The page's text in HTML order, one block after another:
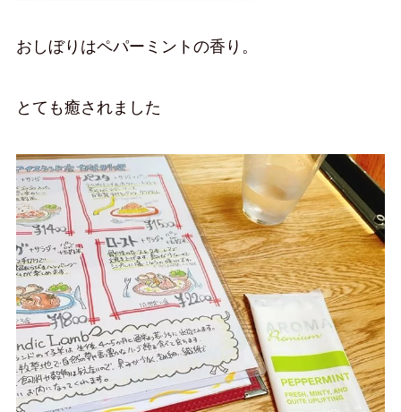
おしぼりはペパーミントの香り。
とても癒されました